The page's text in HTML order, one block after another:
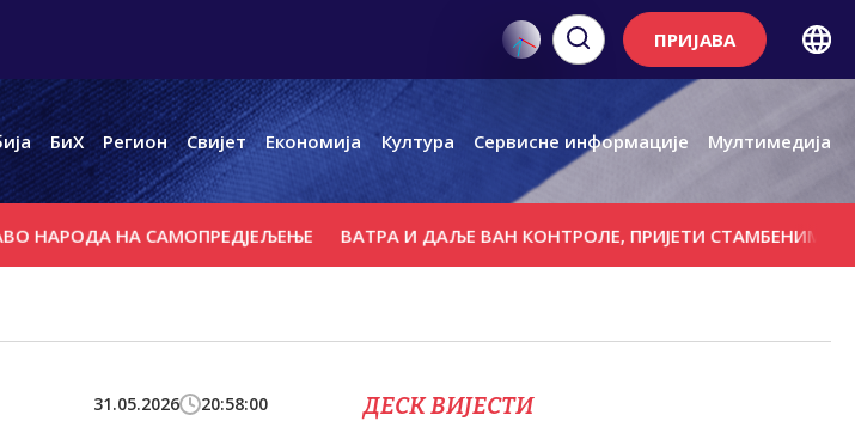
ПРИЈАВА
БиХ Регион Свијет Економија Култура Сервисне информације Мултимедија
НА САМОПРЕДЈЕЉЕЊЕ ВАТРА И ДАЉЕ ВАН КОНТРОЛЕ, ПРИЈЕТИ СТАМБЕНИМ ОБЈЕКТИМА
31.05.2026 20:58:00 ДЕСК ВИЈЕСТИ